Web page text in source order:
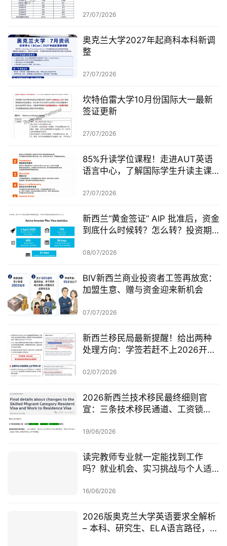
27/07/2026
奥克兰大学2027年起商科本科新调
整
27/07/2026
坎特伯雷大学10月份国际大一最新
签证更新
27/07/2026
85%升读学位课程！走进AUT英语
语言中心，了解国际学生升读主课
27/07/2026
新西兰“黄金签证” AIP 批准后，资金
到底什么时候转？怎么转？投资期
08/07/2026
BIV新西兰商业投资者工签再放宽：
加盟生意、赠与资金迎来新机会
07/07/2026
新西兰移民局最新提醒！给出两种
处理方向：学签若赶不上2026开
02/07/2026
2026新西兰技术移民最终细则官
宣：三条技术移民通道、工资锁
查一次梳理
19/06/2026
读完教师专业就一定能找到工作
吗？就业机会、实习挑战与个人适
16/06/2026
2026版奥克兰大学英语要求全解析
– 本科、研究生、ELA语言路径，一